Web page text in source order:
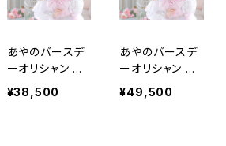
あやのバースデ
ーオリシャン モ
エシャンドンロゼ
¥38,500
あやのバースデ
ーオリシャン モ
エシャンドンN.I.
¥49,500